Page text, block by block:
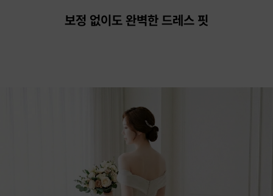
보정 없이도 완벽한 드레스 핏